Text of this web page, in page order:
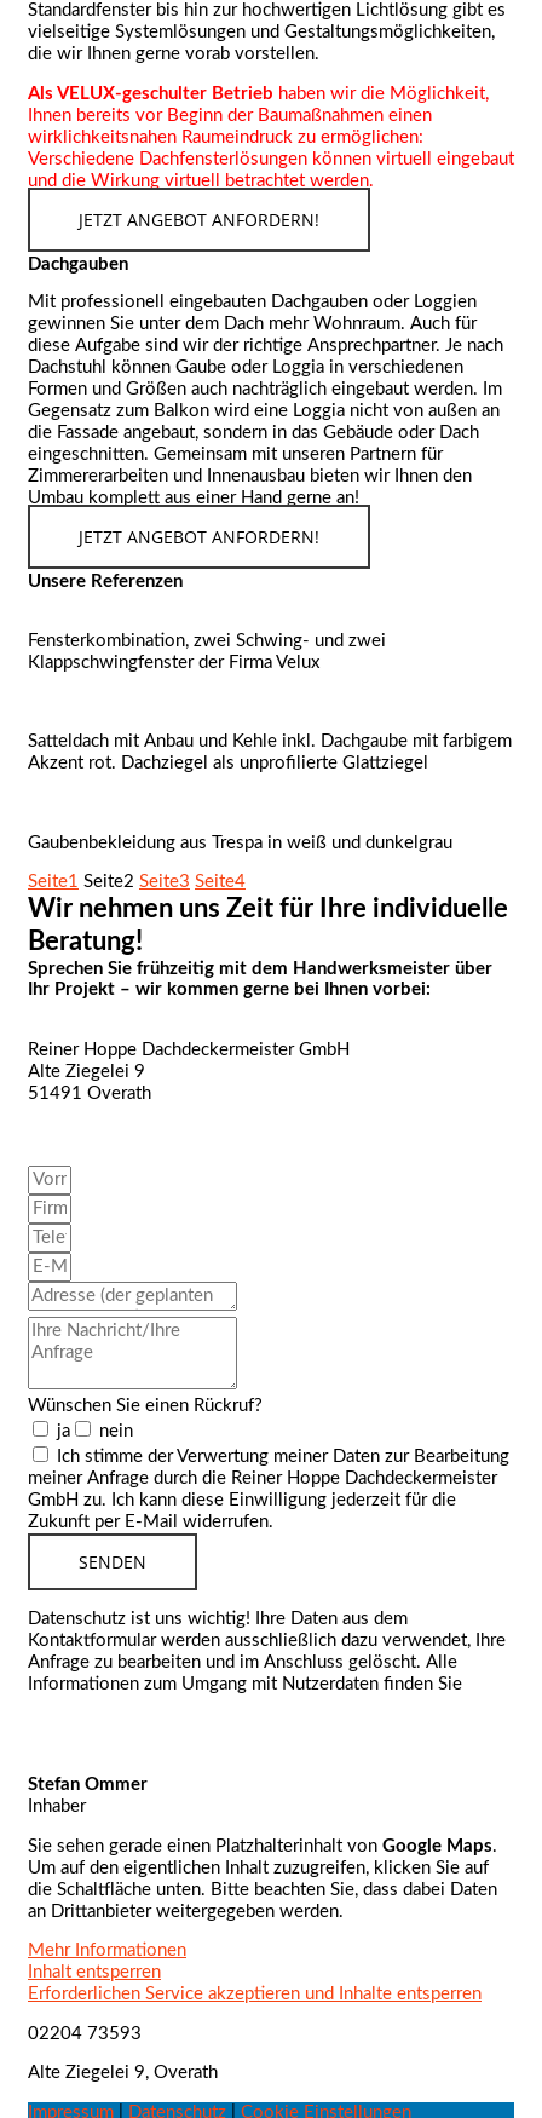
Standardfenster bis hin zur hochwertigen Lichtlösung gibt es
vielseitige Systemlösungen und Gestaltungsmöglichkeiten,
die wir Ihnen gerne vorab vorstellen.
Als VELUX-geschulter Betrieb haben wir die Möglichkeit,
Ihnen bereits vor Beginn der Baumaßnahmen einen
wirklichkeitsnahen Raumeindruck zu ermöglichen:
Verschiedene Dachfensterlösungen können virtuell eingebaut
und die Wirkung virtuell betrachtet werden.
JETZT ANGEBOT ANFORDERN!
Dachgauben
Mit professionell eingebauten Dachgauben oder Loggien
gewinnen Sie unter dem Dach mehr Wohnraum. Auch für
diese Aufgabe sind wir der richtige Ansprechpartner. Je nach
Dachstuhl können Gaube oder Loggia in verschiedenen
Formen und Größen auch nachträglich eingebaut werden. Im
Gegensatz zum Balkon wird eine Loggia nicht von außen an
die Fassade angebaut, sondern in das Gebäude oder Dach
eingeschnitten. Gemeinsam mit unseren Partnern für
Zimmererarbeiten und Innenausbau bieten wir Ihnen den
Umbau komplett aus einer Hand gerne an!
JETZT ANGEBOT ANFORDERN!
Unsere Referenzen
Fensterkombination, zwei Schwing- und zwei
Klappschwingfenster der Firma Velux
Satteldach mit Anbau und Kehle inkl. Dachgaube mit farbigem
Akzent rot. Dachziegel als unprofilierte Glattziegel
Gaubenbekleidung aus Trespa in weiß und dunkelgrau
Seite1 Seite2 Seite3 Seite4
Wir nehmen uns Zeit für Ihre individuelle
Beratung!
Sprechen Sie frühzeitig mit dem Handwerksmeister über
Ihr Projekt – wir kommen gerne bei Ihnen vorbei:
Reiner Hoppe Dachdeckermeister GmbH
Alte Ziegelei 9
51491 Overath
Wünschen Sie einen Rückruf?
ja
nein
Ich stimme der Verwertung meiner Daten zur Bearbeitung
meiner Anfrage durch die Reiner Hoppe Dachdeckermeister
GmbH zu. Ich kann diese Einwilligung jederzeit für die
Zukunft per E-Mail widerrufen.
SENDEN
Datenschutz ist uns wichtig! Ihre Daten aus dem
Kontaktformular werden ausschließlich dazu verwendet, Ihre
Anfrage zu bearbeiten und im Anschluss gelöscht. Alle
Informationen zum Umgang mit Nutzerdaten finden Sie
Stefan Ommer
Inhaber
Sie sehen gerade einen Platzhalterinhalt von Google Maps.
Um auf den eigentlichen Inhalt zuzugreifen, klicken Sie auf
die Schaltfläche unten. Bitte beachten Sie, dass dabei Daten
an Drittanbieter weitergegeben werden.
Mehr Informationen
Inhalt entsperren
Erforderlichen Service akzeptieren und Inhalte entsperren
02204 73593
Alte Ziegelei 9, Overath
Impressum Datenschutz Cookie Einstellungen